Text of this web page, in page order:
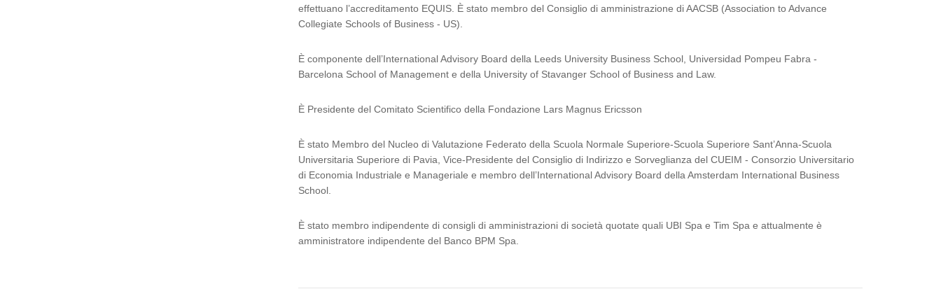
effettuano l’accreditamento EQUIS. È stato membro del Consiglio di amministrazione di AACSB (Association to Advance
Collegiate Schools of Business - US).
È componente dell’International Advisory Board della Leeds University Business School, Universidad Pompeu Fabra -
Barcelona School of Management e della University of Stavanger School of Business and Law.
È Presidente del Comitato Scientifico della Fondazione Lars Magnus Ericsson
È stato Membro del Nucleo di Valutazione Federato della Scuola Normale Superiore-Scuola Superiore Sant’Anna-Scuola
Universitaria Superiore di Pavia, Vice-Presidente del Consiglio di Indirizzo e Sorveglianza del CUEIM - Consorzio Universitario
di Economia Industriale e Manageriale e membro dell’International Advisory Board della Amsterdam International Business
School.
È stato membro indipendente di consigli di amministrazioni di società quotate quali UBI Spa e Tim Spa e attualmente è
amministratore indipendente del Banco BPM Spa.